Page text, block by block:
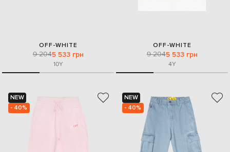
OFF-WHITE
9 2045 533 грн
10Y
OFF-WHITE
9 2045 533 грн
4Y
NEW
- 40%
NEW
- 40%